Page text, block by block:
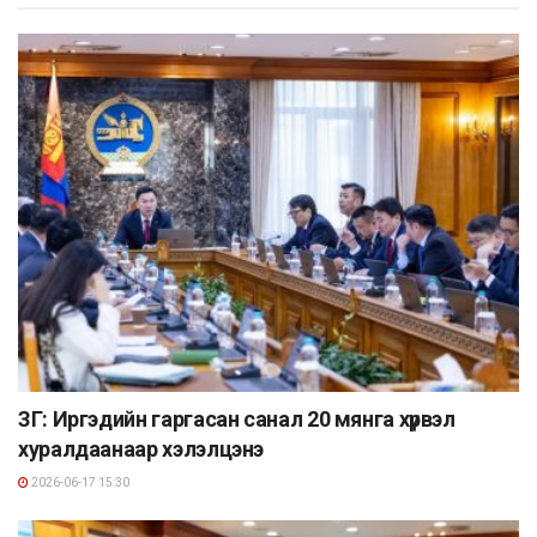
ЗГ: Иргэдийн гаргасан санал 20 мянга хүрвэл
хуралдаанаар хэлэлцэнэ
2026-06-17 15:30